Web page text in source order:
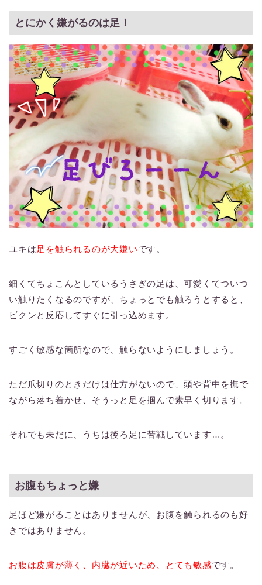
とにかく嫌がるのは足！
ユキは足を触られるのが大嫌いです。
細くてちょこんとしているうさぎの足は、可愛くてついつ
い触りたくなるのですが、ちょっとでも触ろうとすると、
ビクンと反応してすぐに引っ込めます。
すごく敏感な箇所なので、触らないようにしましょう。
ただ爪切りのときだけは仕方がないので、頭や背中を撫で
ながら落ち着かせ、そうっと足を掴んで素早く切ります。
それでも未だに、うちは後ろ足に苦戦しています…。
お腹もちょっと嫌
足ほど嫌がることはありませんが、お腹を触られるのも好
きではありません。
お腹は皮膚が薄く、内臓が近いため、とても敏感です。